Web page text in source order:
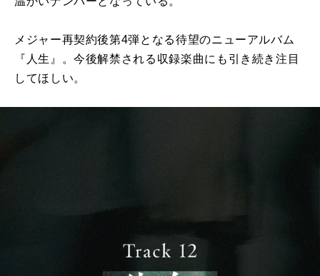
メジャー再契約後第4弾となる待望のニューアルバム
『人生』。今後解禁される収録楽曲にも引き続き注目
してほしい。